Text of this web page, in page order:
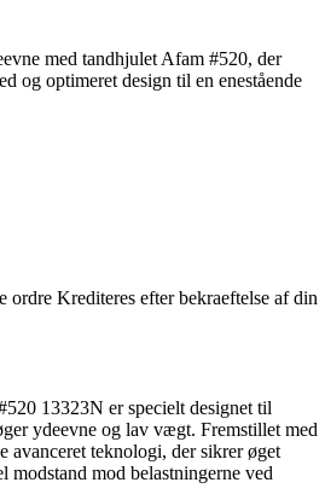
med tandhjulet Afam #520, der
og optimeret design til en enestående
ordre Krediteres efter bekraeftelse af din
13323N er specielt designet til
ydeevne og lav vægt. Fremstillet med
avanceret teknologi, der sikrer øget
modstand mod belastningerne ved